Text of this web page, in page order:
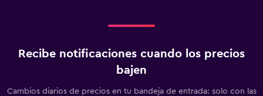
Recibe notificaciones cuando los precios
bajen
Cambios diarios de precios en tu bandeja de entrada: solo con las